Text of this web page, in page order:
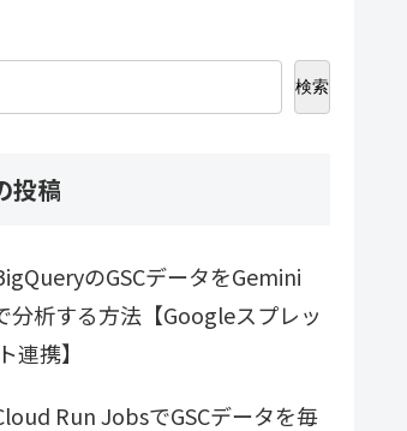
検索
投稿
のGSCデータをGemini
分析する方法【Googleスプレッ
連携】
Run JobsでGSCデータを毎